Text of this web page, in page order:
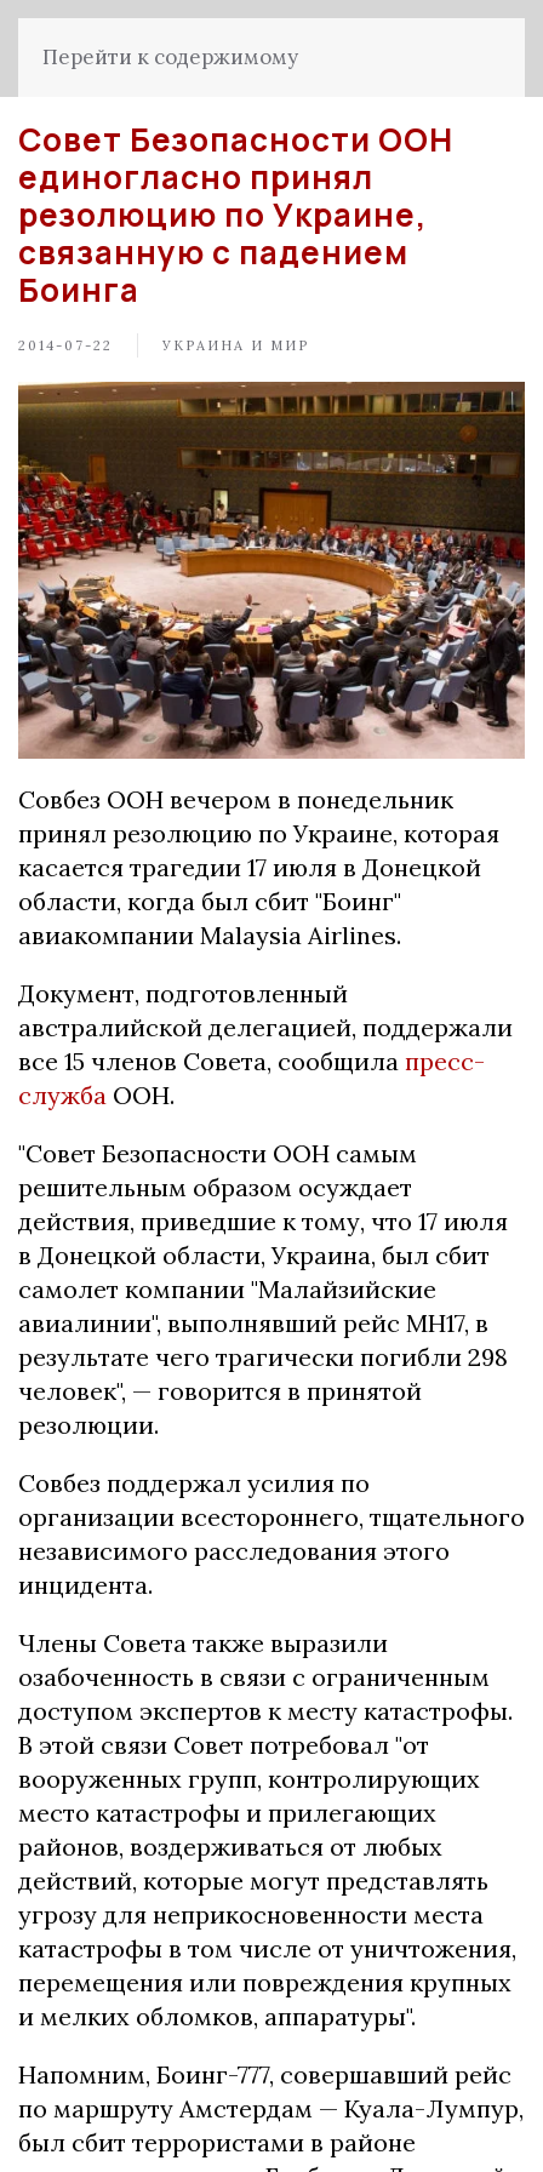
Перейти к содержимому
Совет Безопасности ООН
единогласно принял
резолюцию по Украине,
связанную с падением
Боинга
2014-07-22 УКРАИНА И МИР
Совбез ООН вечером в понедельник
принял резолюцию по Украине, которая
касается трагедии 17 июля в Донецкой
области, когда был сбит "Боинг"
авиакомпании Malaysia Airlines.
Документ, подготовленный
австралийской делегацией, поддержали
все 15 членов Совета, сообщила пресс-
служба ООН.
"Совет Безопасности ООН самым
решительным образом осуждает
действия, приведшие к тому, что 17 июля
в Донецкой области, Украина, был сбит
самолет компании "Малайзийские
авиалинии", выполнявший рейс МН17, в
результате чего трагически погибли 298
человек", — говорится в принятой
резолюции.
Совбез поддержал усилия по
организации всестороннего, тщательного
независимого расследования этого
инцидента.
Члены Совета также выразили
озабоченность в связи с ограниченным
доступом экспертов к месту катастрофы.
В этой связи Совет потребовал "от
вооруженных групп, контролирующих
место катастрофы и прилегающих
районов, воздерживаться от любых
действий, которые могут представлять
угрозу для неприкосновенности места
катастрофы в том числе от уничтожения,
перемещения или повреждения крупных
и мелких обломков, аппаратуры".
Напомним, Боинг-777, совершавший рейс
по маршруту Амстердам — Куала-Лумпур,
был сбит террористами в районе